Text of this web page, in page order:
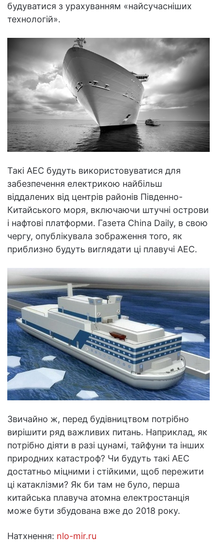
будуватися з урахуванням «найсучасніших
технологій».
Такі АЕС будуть використовуватися для
забезпечення електрикою найбільш
віддалених від центрів районів Південно-
Китайського моря, включаючи штучні острови
і нафтові платформи. Газета China Daily, в свою
чергу, опублікувала зображення того, як
приблизно будуть виглядати ці плавучі АЕС.
Звичайно ж, перед будівництвом потрібно
вирішити ряд важливих питань. Наприклад, як
потрібно діяти в разі цунамі, тайфуни та інших
природних катастроф? Чи будуть такі АЕС
достатньо міцними і стійкими, щоб пережити
ці катаклізми? Як би там не було, перша
китайська плавуча атомна електростанція
може бути збудована вже до 2018 року.
Натхнення: nlo-mir.ru